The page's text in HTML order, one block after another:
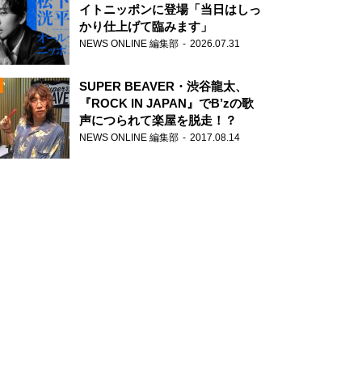
イトニッポンに登場「当日はしっ
かり仕上げて臨みます」
NEWS ONLINE 編集部 2026.07.31
SUPER BEAVER・渋谷龍太、
『ROCK IN JAPAN』でB’zの歌
声につられて楽屋を脱走！？
NEWS ONLINE 編集部 2017.08.14